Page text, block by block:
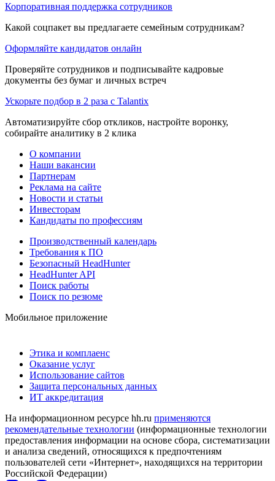
Корпоративная поддержка сотрудников
Какой соцпакет вы предлагаете семейным сотрудникам?
Оформляйте кандидатов онлайн
Проверяйте сотрудников и подписывайте кадровые
документы без бумаг и личных встреч
Ускорьте подбор в 2 раза с Talantix
Автоматизируйте сбор откликов, настройте воронку,
собирайте аналитику в 2 клика
О компании
Наши вакансии
Партнерам
Реклама на сайте
Новости и статьи
Инвесторам
Кандидаты по профессиям
Производственный календарь
Требования к ПО
Безопасный HeadHunter
HeadHunter API
Поиск работы
Поиск по резюме
Мобильное приложение
Этика и комплаенс
Оказание услуг
Использование сайтов
Защита персональных данных
ИТ аккредитация
На информационном ресурсе hh.ru применяются
рекомендательные технологии (информационные технологии
предоставления информации на основе сбора, систематизации
и анализа сведений, относящихся к предпочтениям
пользователей сети «Интернет», находящихся на территории
Российской Федерации)